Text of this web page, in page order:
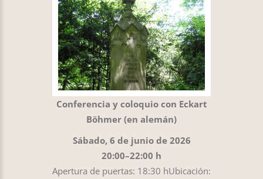
Conferencia y coloquio con Eckart
Böhmer (en alemán)
Sábado, 6 de junio de 2026
20:00–22:00 h
Apertura de puertas: 18:30 hUbicación: